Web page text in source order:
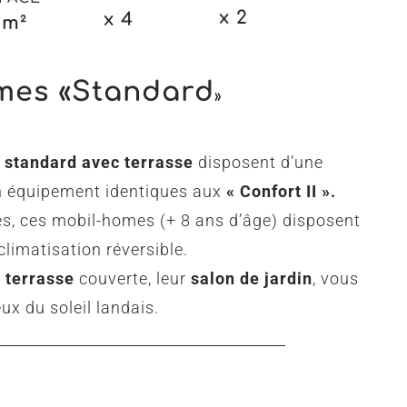
x 4 x 2
«Standard»
avec terrasse disposent d’une
équipement identiques aux« Confort II ».
ces mobil-homes (+ 8 ans d’âge) disposent
réversible.
terrasse couverte, leursalon de jardin, vous
du soleil landais.